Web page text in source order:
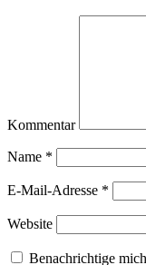
Kommentar
Name *
E-Mail-Adresse *
Website
Benachrichtige